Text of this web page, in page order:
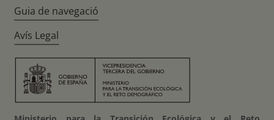
Guia de navegació
Avís Legal